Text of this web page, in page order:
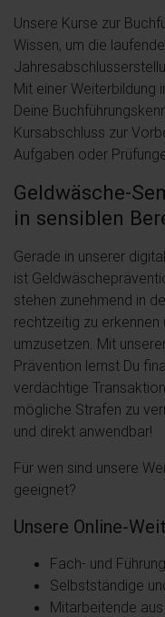
Unsere Kurse zur
Wissen, um die
Mit einer Weiterbildung
Deine
Kursabschluss zur
Aufgaben oder
Geldwäsche-
in sensiblen
Gerade in unserer
ist
stehen zunehmend in
rechtzeitig zu
umzusetzen. Mit
Prävention lernst Du
verdächtige
mögliche Strafen zu
und direkt anwendbar!
Für wen sind unsere
geeignet?
Unsere Online-
Fach- und
Selbstständige
Mitarbeitende